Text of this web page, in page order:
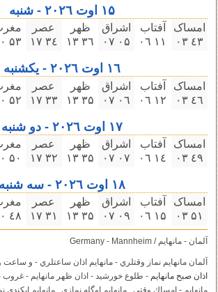
۱۵ اوت ۲۰۲٦ - شنبه
امساک
٤۳ ۰۳
آفتاب
۱۱ ۰٦
اشراق
۰۵ ۰٧
ظهر
۳٦ ۱۳
عصر
۳٤ ۱٧
۵۳ ۲۰
۱٦ اوت ۲۰۲٦ - یکشنبه
امساک
٤٦ ۰۳
آفتاب
۱۲ ۰٦
اشراق
۰٦ ۰٧
ظهر
۳۵ ۱۳
عصر
۳۳ ۱٧
۵۲ ۲۰
۱٧ اوت ۲۰۲٦ - دو شنبه
امساک
٤٩ ۰۳
آفتاب
۱٤ ۰٦
اشراق
۰٧ ۰٧
ظهر
۳۵ ۱۳
عصر
۳۲ ۱٧
۵۰ ۲۰
۱٨ اوت ۲۰۲٦ - سه‌ شنبه
امساک
۵۱ ۰۳
آفتاب
۱۵ ۰٦
اشراق
۰٩ ۰٧
ظهر
۳۵ ۱۳
عصر
۳۱ ۱٧
٤٨ ۲۰
آلمان - مانهایم / Germany - Mannheim
آلمان مانهایم نماز وقتلري - مانهایم اذان ساعتلري - و
اذان صبح مانهایم - طلوع خورشید - اذان ظهر مانهایم -
مانهایم - إمساك وقتي . مانهایم اوگله نمازي . مانهایم ايكندى